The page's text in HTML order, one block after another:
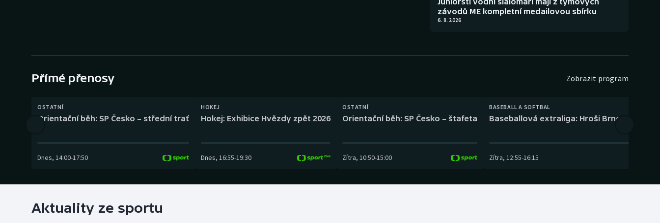
Gymnastika Plážový volejbal
závodů ME kompletní medailovou sbírku
6. 8. 2026
Přímé přenosy Zobrazit program
OSTATNÍ
Orientační běh: SP Česko – střední trať
Dnes, 14:00-17:50
HOKEJ
Hokej: Exhibice Hvězdy zpět 2026
Dnes, 16:55-19:30
OSTATNÍ
Orientační běh: SP Česko – štafeta
Zítra, 10:50-15:00
BASEBALL A SOFTBAL
Baseballová extraliga: Hroši Brno – Eagles
Zítra, 12:55-16:15
Aktuality ze sportu